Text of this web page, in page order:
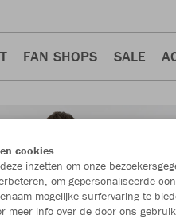
FAN SHOPS SALE
cookies
inzetten om onze
om gepersonaliseerde
mogelijke surfervaring te
meer info over de door ons